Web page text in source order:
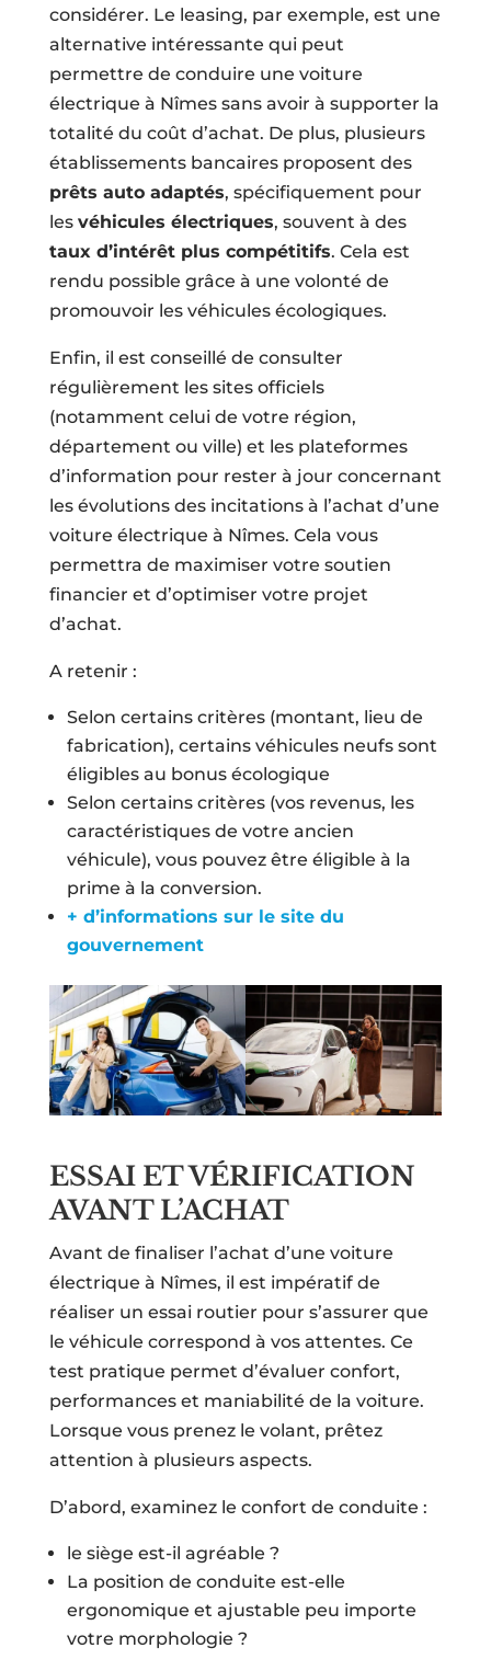
considérer. Le leasing, par exemple, est une
alternative intéressante qui peut
permettre de conduire une voiture
électrique à Nîmes sans avoir à supporter la
totalité du coût d’achat. De plus, plusieurs
établissements bancaires proposent des
prêts auto adaptés, spécifiquement pour
les véhicules électriques, souvent à des
taux d’intérêt plus compétitifs. Cela est
rendu possible grâce à une volonté de
promouvoir les véhicules écologiques.
Enfin, il est conseillé de consulter
régulièrement les sites officiels
(notamment celui de votre région,
département ou ville) et les plateformes
d’information pour rester à jour concernant
les évolutions des incitations à l’achat d’une
voiture électrique à Nîmes. Cela vous
permettra de maximiser votre soutien
financier et d’optimiser votre projet
d’achat.
A retenir :
Selon certains critères (montant, lieu de
fabrication), certains véhicules neufs sont
éligibles au bonus écologique
Selon certains critères (vos revenus, les
caractéristiques de votre ancien
véhicule), vous pouvez être éligible à la
prime à la conversion.
+ d’informations sur le site du
gouvernement
ESSAI ET VÉRIFICATION
AVANT L’ACHAT
Avant de finaliser l’achat d’une voiture
électrique à Nîmes, il est impératif de
réaliser un essai routier pour s’assurer que
le véhicule correspond à vos attentes. Ce
test pratique permet d’évaluer confort,
performances et maniabilité de la voiture.
Lorsque vous prenez le volant, prêtez
attention à plusieurs aspects.
D’abord, examinez le confort de conduite :
le siège est-il agréable ?
La position de conduite est-elle
ergonomique et ajustable peu importe
votre morphologie ?